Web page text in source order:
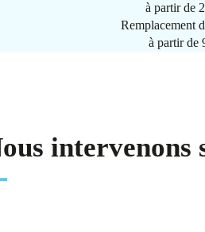
à partir de
Remplacement
à partir de
intervenons